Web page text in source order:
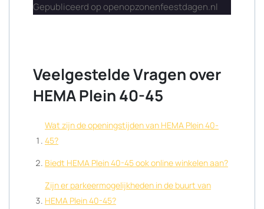
Gepubliceerd op openopzonenfeestdagen.nl
Veelgestelde Vragen over
HEMA Plein 40-45
Wat zijn de openingstijden van HEMA Plein 40-
45?
Biedt HEMA Plein 40-45 ook online winkelen aan?
Zijn er parkeermogelijkheden in de buurt van
HEMA Plein 40-45?